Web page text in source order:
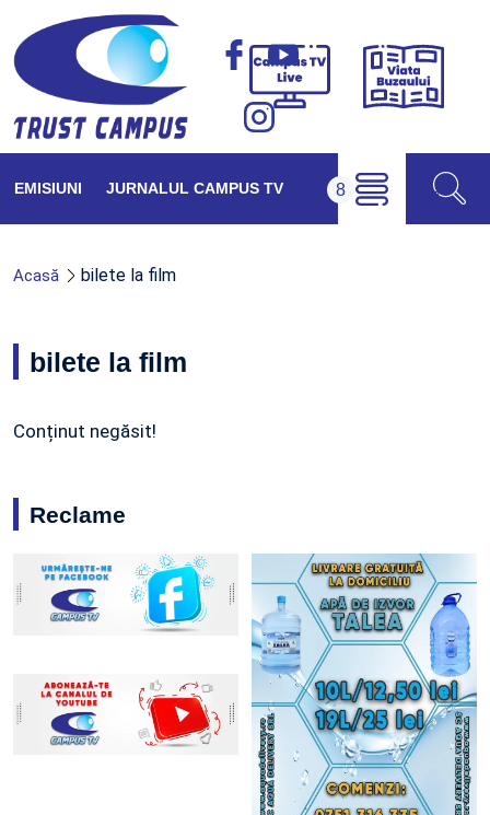
Campus
Viața
EMISIUNI JURNALUL CAMPUS TV
Acasă bilete la film
bilete la film
Conținut negăsit!
Reclame